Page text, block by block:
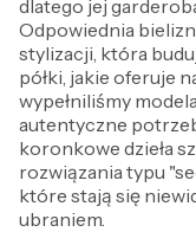
dlatego jej
Odpowiednia
stylizacji, która
półki, jakie oferuje
wypełniliśmy
autentyczne
koronkowe dzieła
rozwiązania typu
które stają się
ubraniem.